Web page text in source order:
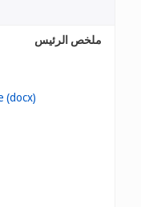
ملخص الرئيس